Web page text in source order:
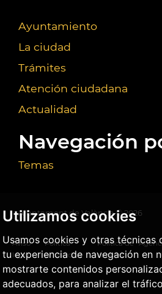
Utilizamos cookies
Usamos cookies y otras técnicas
tu experiencia de navegación en
mostrarte contenidos
adecuados, para analizar el
Ayuntamiento
La ciudad
Trámites
Atención ciudadana
Actualidad
Navegación
Temas
Ajuntament de València ©2026
Aviso
legal
Política
privacidad
Política de
cookies